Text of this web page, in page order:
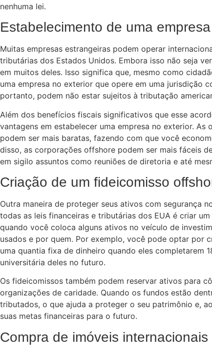
nenhuma lei.
Estabelecimento de uma
Muitas empresas estrangeiras podem operar
tributárias dos Estados Unidos. Embora isso não seja
em muitos deles. Isso significa que, mesmo como
uma empresa no exterior que opere em uma jurisdição
portanto, podem não estar sujeitos à tributação
Além dos benefícios fiscais significativos que esse
vantagens em estabelecer uma empresa no exterior. As
podem ser mais baratas, fazendo com que você
disso, as corporações offshore podem ser mais fáceis
em sigilo assuntos como reuniões de diretoria e até
Criação de um fideicomisso
Outra maneira de proteger seus ativos com segurança
todas as leis financeiras e tributárias dos EUA é criar
quando você coloca alguns ativos no veículo de
usados e por quem. Por exemplo, você pode optar por
uma quantia fixa de dinheiro quando eles completarem
universitária deles no futuro.
Os fideicomissos também podem reservar ativos para
organizações de caridade. Quando os fundos estão
tributados, o que ajuda a proteger o seu patrimônio e,
suas metas financeiras para o futuro.
Compra de imóveis internacionais